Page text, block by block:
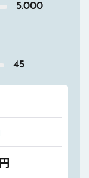
5.000
45
円